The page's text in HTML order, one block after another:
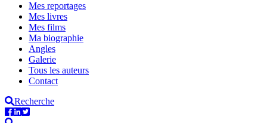
Mes reportages
Mes livres
Mes films
Ma biographie
Angles
Galerie
Tous les auteurs
Contact
Recherche